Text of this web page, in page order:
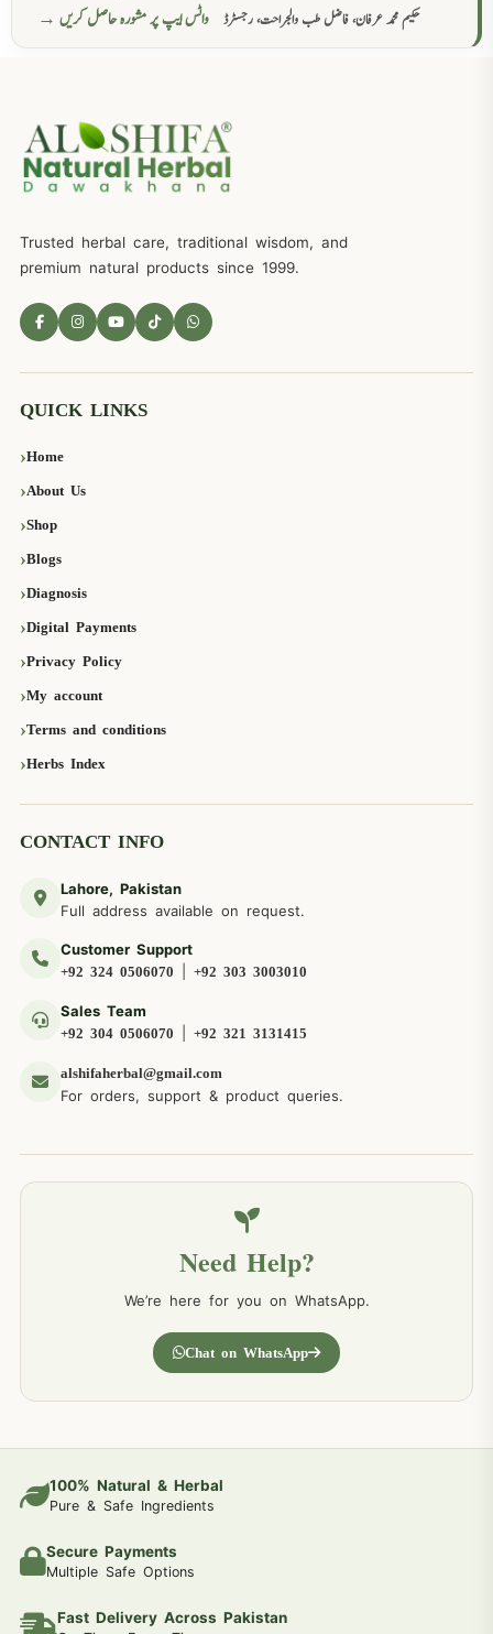
حکیم محمد عرفان، فاضل طب والجراحت، رجسٹرڈ
واٹس ایپ پر مشورہ حاصل کریں →
Trusted herbal care, traditional wisdom, and
premium natural products since 1999.
QUICK LINKS
Home
About Us
Shop
Blogs
Diagnosis
Digital Payments
Privacy Policy
My account
Terms and conditions
Herbs Index
CONTACT INFO
Lahore, Pakistan
Full address available on request.
Customer Support
+92 324 0506070 +92 303 3003010
Sales Team
+92 304 0506070 +92 321 3131415
alshifaherbal@gmail.com
For orders, support & product queries.
Need Help?
We’re here for you on WhatsApp.
Chat on WhatsApp
100% Natural & Herbal
Pure & Safe Ingredients
Secure Payments
Multiple Safe Options
Fast Delivery Across Pakistan